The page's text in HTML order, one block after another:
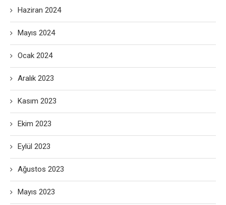
Haziran 2024
Mayıs 2024
Ocak 2024
Aralık 2023
Kasım 2023
Ekim 2023
Eylül 2023
Ağustos 2023
Mayıs 2023